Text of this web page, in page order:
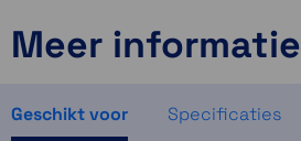
Meer informatie
Geschikt voor Specificaties